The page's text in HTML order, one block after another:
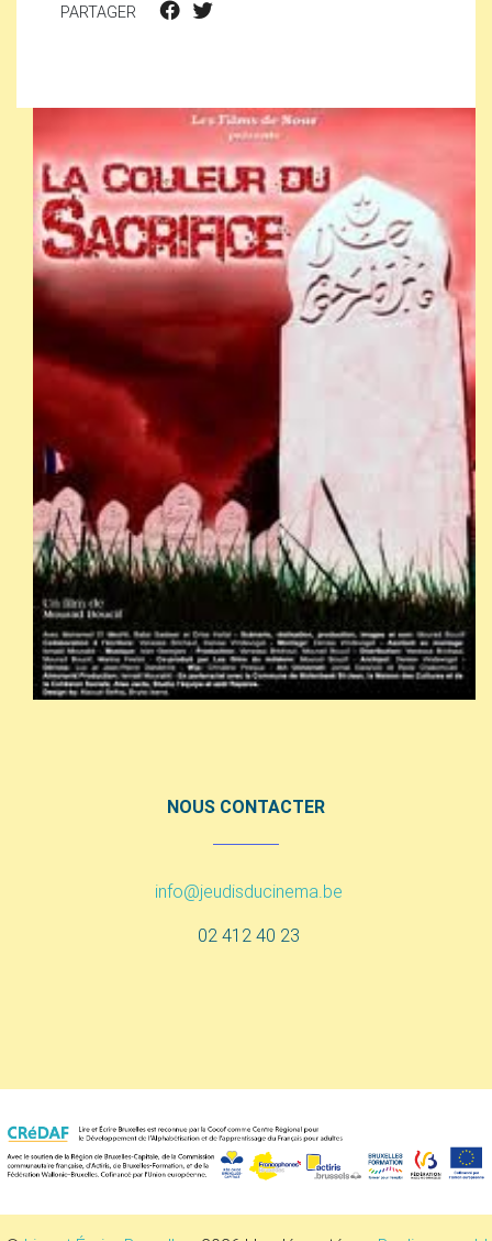
PARTAGER
NOUS CONTACTER
info@jeudisducinema.be
02 412 40 23